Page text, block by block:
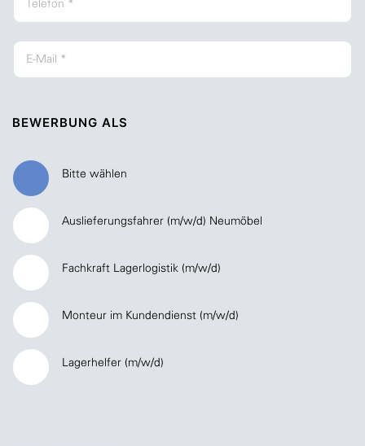
BEWERBUNG ALS
Bitte wählen
Auslieferungsfahrer (m/w/d) Neumöbel
Fachkraft Lagerlogistik (m/w/d)
Monteur im Kundendienst (m/w/d)
Lagerhelfer (m/w/d)